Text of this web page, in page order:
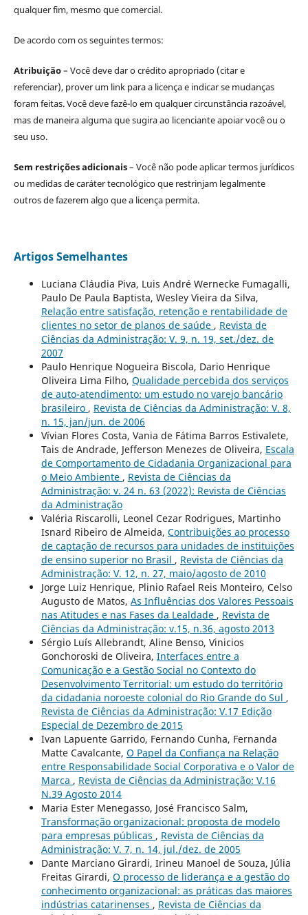
qualquer fim, mesmo que comercial.
De acordo com os seguintes termos:
Atribuição– Você deve dar o crédito apropriado (citar e
referenciar), prover um link para a licença e indicar se mudanças
foram feitas. Você deve fazê-lo em qualquer circunstância razoável,
mas de maneira alguma que sugira ao licenciante apoiar você ou o
seu uso.
Sem restrições adicionais– Você não pode aplicar termos jurídicos
ou medidas de caráter tecnológico que restrinjam legalmente
outros de fazerem algo que a licença permita.
Artigos Semelhantes
Luciana Cláudia Piva, Luis André Wernecke Fumagalli,
Paulo De Paula Baptista, Wesley Vieira da Silva,
Relação entre satisfação, retenção e rentabilidade de
clientes no setor de planos de saúde , Revista de
Ciências da Administração: V. 9, n. 19, set./dez. de
2007
Paulo Henrique Nogueira Biscola, Dario Henrique
Oliveira Lima Filho, Qualidade percebida dos serviços
de auto-atendimento: um estudo no varejo bancário
brasileiro , Revista de Ciências da Administração: V. 8,
n. 15, jan/jun. de 2006
Vívian Flores Costa, Vania de Fátima Barros Estivalete,
Tais de Andrade, Jefferson Menezes de Oliveira, Escala
de Comportamento de Cidadania Organizacional para
o Meio Ambiente , Revista de Ciências da
Administração: v. 24 n. 63 (2022): Revista de Ciências
da Administração
Valéria Riscarolli, Leonel Cezar Rodrigues, Martinho
Isnard Ribeiro de Almeida, Contribuições ao processo
de captação de recursos para unidades de instituições
de ensino superior no Brasil , Revista de Ciências da
Administração: V. 12, n. 27, maio/agosto de 2010
Jorge Luiz Henrique, Plinio Rafael Reis Monteiro, Celso
Augusto de Matos, As Influências dos Valores Pessoais
nas Atitudes e nas Fases da Lealdade , Revista de
Ciências da Administração: v.15, n.36, agosto 2013
Sérgio Luís Allebrandt, Aline Benso, Vinicios
Gonchoroski de Oliveira, Interfaces entre a
Comunicação e a Gestão Social no Contexto do
Desenvolvimento Territorial: um estudo do território
da cidadania noroeste colonial do Rio Grande do Sul ,
Revista de Ciências da Administração: V.17 Edição
Especial de Dezembro de 2015
Ivan Lapuente Garrido, Fernando Cunha, Fernanda
Matte Cavalcante, O Papel da Confiança na Relação
entre Responsabilidade Social Corporativa e o Valor de
Marca , Revista de Ciências da Administração: V.16
N.39 Agosto 2014
Maria Ester Menegasso, José Francisco Salm,
Transformação organizacional: proposta de modelo
para empresas públicas , Revista de Ciências da
Administração: V. 7, n. 14, jul./dez. de 2005
Dante Marciano Girardi, Irineu Manoel de Souza, Júlia
Freitas Girardi, O processo de liderança e a gestão do
conhecimento organizacional: as práticas das maiores
indústrias catarinenses , Revista de Ciências da